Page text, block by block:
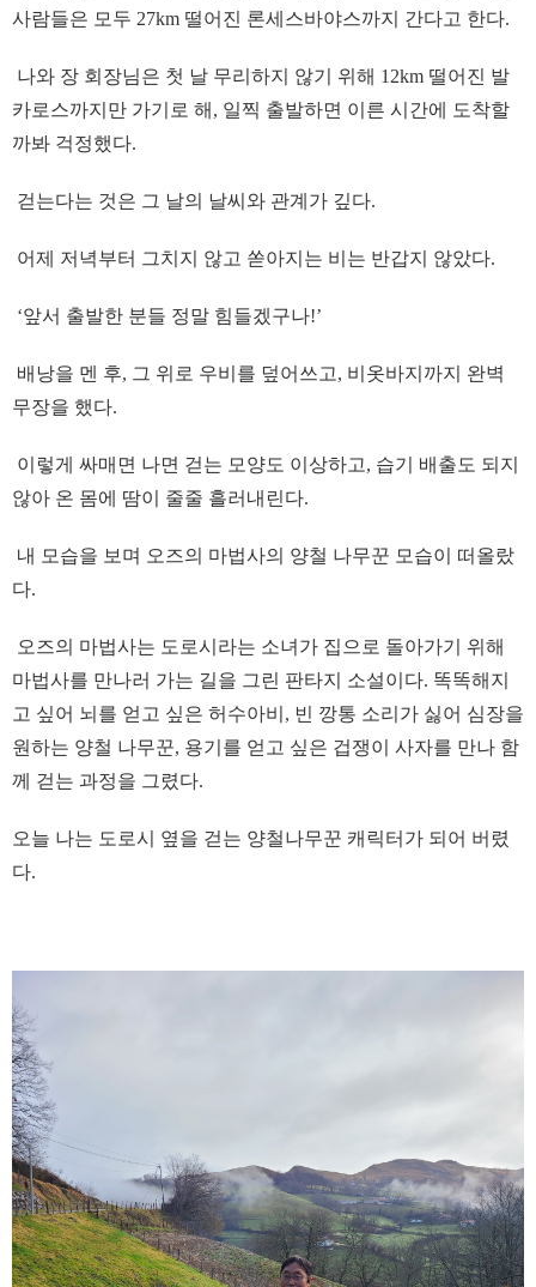
사람들은 모두 27km 떨어진 론세스바야스까지 간다고 한다.
나와 장 회장님은 첫 날 무리하지 않기 위해 12km 떨어진 발
카로스까지만 가기로 해, 일찍 출발하면 이른 시간에 도착할
까봐 걱정했다.
걷는다는 것은 그 날의 날씨와 관계가 깊다.
어제 저녁부터 그치지 않고 쏟아지는 비는 반갑지 않았다.
‘앞서 출발한 분들 정말 힘들겠구나!’
배낭을 멘 후, 그 위로 우비를 덮어쓰고, 비옷바지까지 완벽
무장을 했다.
이렇게 싸매면 나면 걷는 모양도 이상하고, 습기 배출도 되지
않아 온 몸에 땀이 줄줄 흘러내린다.
내 모습을 보며 오즈의 마법사의 양철 나무꾼 모습이 떠올랐
다.
오즈의 마법사는 도로시라는 소녀가 집으로 돌아가기 위해
마법사를 만나러 가는 길을 그린 판타지 소설이다. 똑똑해지
고 싶어 뇌를 얻고 싶은 허수아비, 빈 깡통 소리가 싫어 심장을
원하는 양철 나무꾼, 용기를 얻고 싶은 겁쟁이 사자를 만나 함
께 걷는 과정을 그렸다.
오늘 나는 도로시 옆을 걷는 양철나무꾼 캐릭터가 되어 버렸
다.